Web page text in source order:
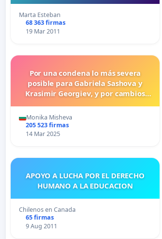
Marta Esteban
68 363 firmas
19 Mar 2011
Por una condena lo más severa
posible para Gabriela Sashova y
Krasimir Georgiev, y por cambios
más duras para los crímenes
cometidos contra los animales.
Monika Misheva
205 523 firmas
14 Mar 2025
APOYO A LUCHA POR EL DERECHO
HUMANO A LA EDUCACION
Chilenos en Canada
65 firmas
9 Aug 2011